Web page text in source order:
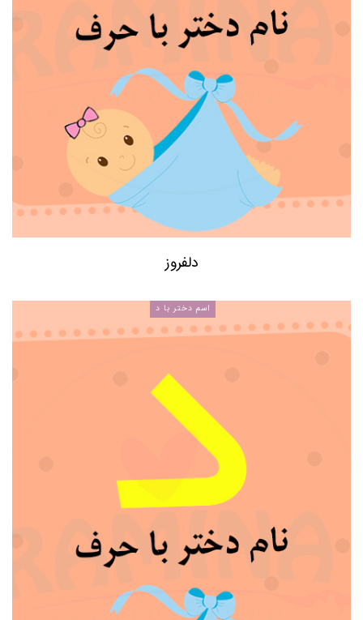
دلفروز
اسم دختر با د